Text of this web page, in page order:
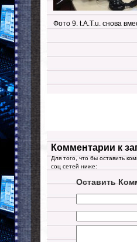
Фото 9. t.A.T.u. снова
Комментарии к
Для того, что бы оставить
соц сетей ниже:
Оставить